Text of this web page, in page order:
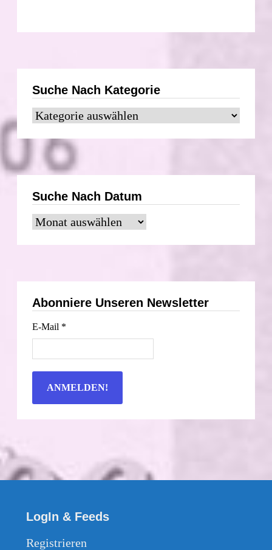
Suche Nach Kategorie
Suche
nach
Kategorie
Suche Nach Datum
Suche
nach
Datum
Abonniere Unseren Newsletter
E-Mail *
LogIn & Feeds
Registrieren